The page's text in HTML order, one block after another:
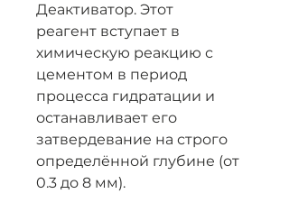
Деактиватор. Этот
реагент вступает в
химическую реакцию с
цементом в период
процесса гидратации и
останавливает его
затвердевание на строго
определённой глубине (от
0.3 до 8 мм).